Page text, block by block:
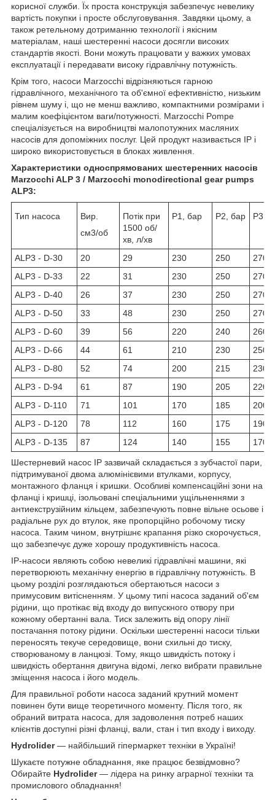
корисної служби. Їх проста конструкція забезпечує невелику
вартість покупки і просте обслуговування. Завдяки цьому, а
також ретельному дотриманню технології і якісним
матеріалам, наші шестеренні насоси досягли високих
стандартів якості. Вони можуть працювати у важких умовах
експлуатації і передавати високу гідравлічну потужність.
Крім того, насоси Marzocchi відрізняються гарною
гідравлічного, механічного та об'ємної ефективністю, низьким
рівнем шуму і, що не менш важливо, компактними розмірами і
малим коефіцієнтом ваги/потужності. Marzocchi Pompe
спеціалізується на виробництві малопотужних масляних
насосів для допоміжних послуг. Цей продукт називається IP і
широко використовується в блоках живлення.
Характеристики односпрямованих шестеренних насосів
Marzocchi ALP 3 / Marzocchi monodirectional gear pumps
ALP3:
Тип насоса
Вир.
см3/об
Потік при
1500 об/
хв, л/хв
Р1, бар Р2, бар Р3,
ALP3 - D-30 20 29 230 250
270
ALP3 - D-33
22 31 230 250
270
ALP3 - D-40
26 37 230 250
270
ALP3 - D-50
33 48 230 250
270
ALP3 - D-60
39 56 220 240
260
ALP3 - D-66
44 61 210 230
250
ALP3 - D-80
52 74 200 215
230
ALP3 - D-94
61 87 190 205
220
ALP3 - D-110
71 101 170 185
200
ALP3 - D-120
78 112 160 175
190
ALP3 - D-135
87 124 140 155 170
Шестерневий насос IP зазвичай складається з зубчастої пари,
підтримуваної двома алюмінієвими втулками, корпусу,
монтажного фланця і кришки. Особливі компенсаційні зони на
фланці і кришці, ізольовані спеціальними ущільненнями з
антиекструзійним кільцем, забезпечують повне вільне осьове і
радіальне рух до втулок, яке пропорційно робочому тиску
насоса. Таким чином, внутрішнє крапання різко скорочується,
що забезпечує дуже хорошу продуктивність насоса.
IP-насоси являють собою невеликі гідравлічні машини, які
перетворюють механічну енергію в гідравлічну потужність. В
цьому розділі розглядаються обертаються насоси з
примусовим витісненням. У цьому типі насоса заданий об'єм
рідини, що протікає від входу до випускного отвору при
кожному обертанні вала. Тиск залежить від опору лінії
постачання потоку рідини. Оскільки шестеренні насоси тільки
переносять текуче середовище, вони схильні до тиску,
створюваному в ланцюзі. Тому, якщо швидкість потоку і
швидкість обертання двигуна відомі, легко вибрати правильне
зміщення насоса і його модель.
Для правильної роботи насоса заданий крутний момент
повинен бути вище теоретичного моменту. Після того, як
обраний витрата насоса, для задоволення потреб наших
клієнтів доступні різні фланці, вали, стан і тип входу і виходу.
Hydrolider— найбільший гіпермаркет техніки в Україні!
Шукаєте потужне обладнання, яке працює безвідмовно?
Обирайте Hydrolider— лідера на ринку аграрної техніки та
промислового обладнання!